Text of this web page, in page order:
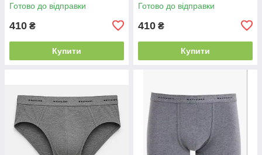
Готово до відправки
410 ₴
Купити
Готово до відправки
410 ₴
Купити